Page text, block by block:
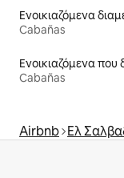
Ενοικιαζόμενα
Cabañas
Cabañas
Airbnb Ελ